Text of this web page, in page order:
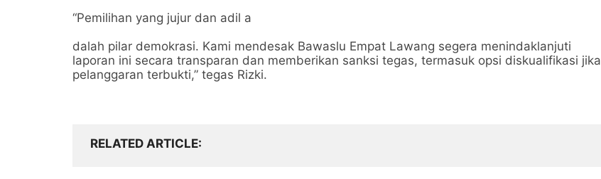
“Pemilihan yang jujur dan adil a
dalah pilar demokrasi. Kami mendesak Bawaslu Empat Lawang segera menindaklanjuti
laporan ini secara transparan dan memberikan sanksi tegas, termasuk opsi diskualifikasi jika
pelanggaran terbukti,” tegas Rizki.
RELATED ARTICLE